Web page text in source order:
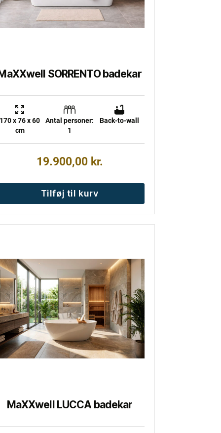
SORRENTO badekar
170 x 76 x 60
cm
Antal personer:
1
Back-to-wall
19.900,00 kr.
Tilføj til kurv
MaXXwell LUCCA badekar